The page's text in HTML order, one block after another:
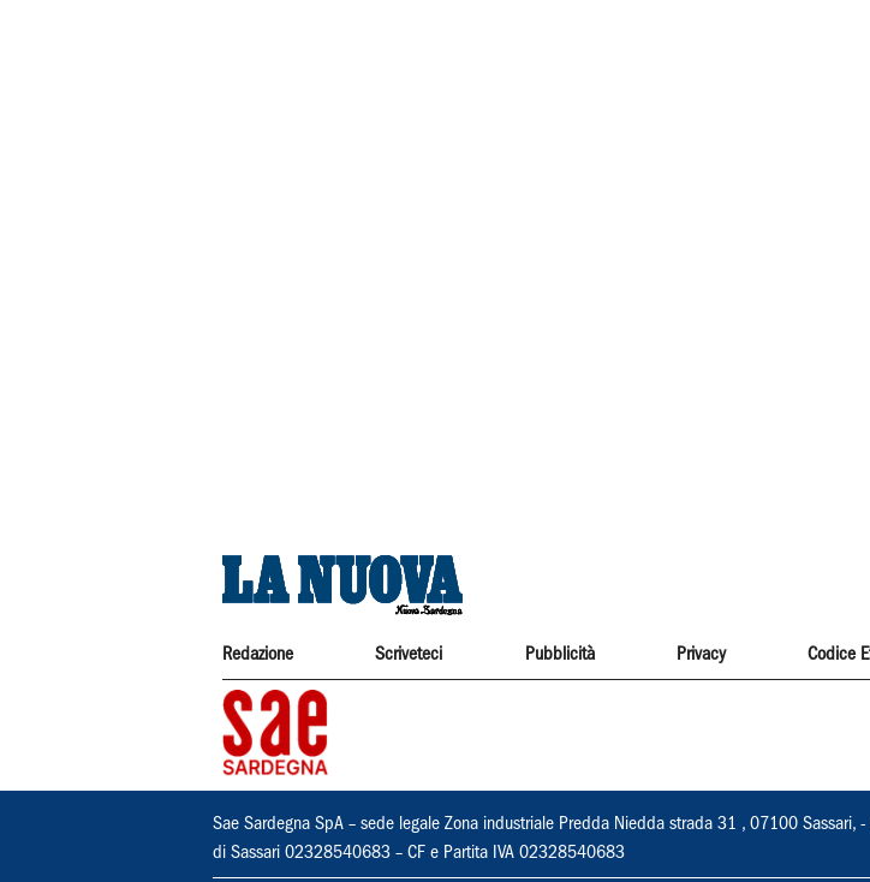
Redazione Scriveteci Pubblicità Privacy Codice
Sae Sardegna SpA – sede legale Zona industriale Predda Niedda strada 31 , 07100
di Sassari 02328540683 – CF e Partita IVA 02328540683